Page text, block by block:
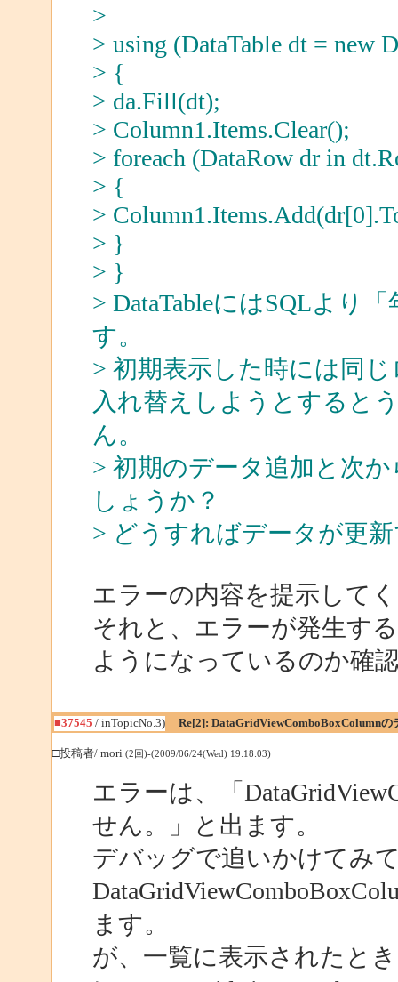
>
> using (DataTable dt = new
> {
> da.Fill(dt);
> Column1.Items.Clear();
> foreach (DataRow dr in
> {
>
> }
> }
> DataTableにはSQLより
す。
> 初期表示した時には同
入れ替えしようとすると
ん。
> 初期のデータ追加と次
しょうか？
> どうすればデータが更
エラーの内容を提示して
それと、エラーが発生す
ようになっているのか確
■37545 / inTopicNo.3) Re[2]: DataGridViewComboBoxColumnの
□投稿者/ mori (2回)-(2009/06/24(Wed) 19:18:03)
エラーは、「
せん。」と出ます。
デバッグで追いかけてみ
ます。
が、一覧に表示されたと